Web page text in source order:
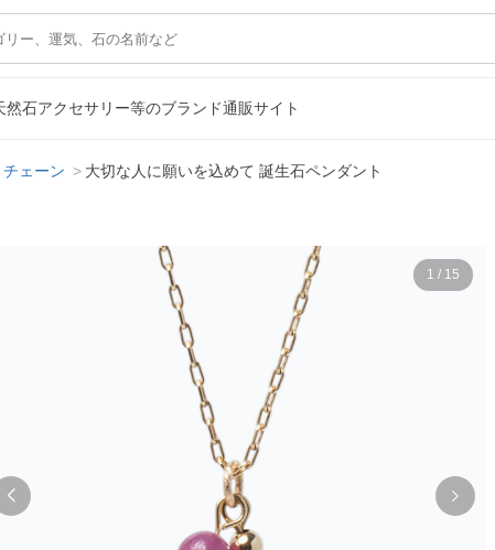
石アクセサリー等のブランド通販サイト
チェーン 大切な人に願いを込めて 誕生石ペンダント
1 / 15